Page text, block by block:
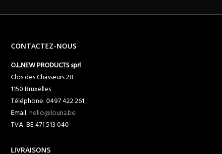
CONTACTEZ-NOUS
O.L.NEW PRODUCTS sprl
Clos des Chasseurs 28
1150 Bruxelles
Téléphone: 0497 422 261
Email:hello@louna.be
TVA BE 471 513 040
LIVRAISONS